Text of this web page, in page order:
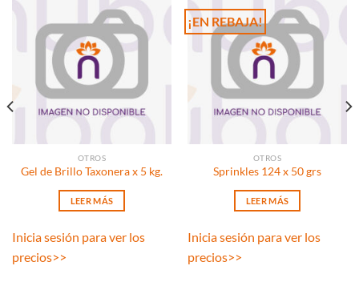
OTROS
Gel de Brillo Taxonera x 5 kg.
LEER MÁS
Inicia sesión para ver los
precios>>
¡EN REBAJA!
OTROS
Sprinkles 124 x 50 grs
LEER MÁS
Inicia sesión para ver los
precios>>